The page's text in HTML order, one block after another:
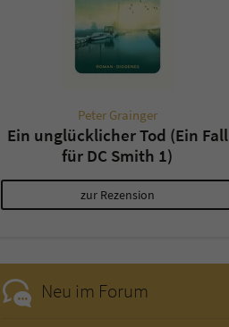
Peter Grainger
Ein unglücklicher Tod (Ein Fall
für DC Smith 1)
zur Rezension
Neu im Forum